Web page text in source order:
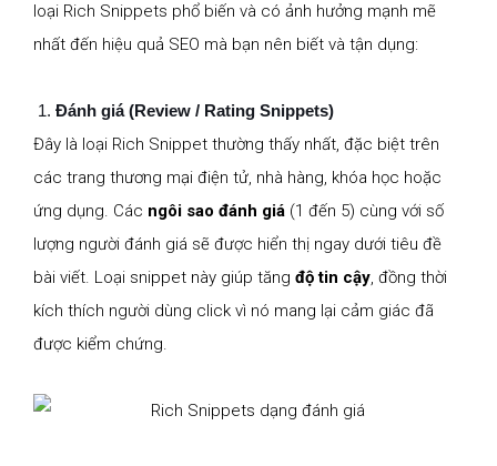
loại Rich Snippets phổ biến và có ảnh hưởng mạnh mẽ
nhất đến hiệu quả SEO mà bạn nên biết và tận dụng:
Đánh giá (Review / Rating Snippets)
Đây là loại Rich Snippet thường thấy nhất, đặc biệt trên
các trang thương mại điện tử, nhà hàng, khóa học hoặc
ứng dụng. Các ngôi sao đánh giá (1 đến 5) cùng với số
lượng người đánh giá sẽ được hiển thị ngay dưới tiêu đề
bài viết. Loại snippet này giúp tăng độ tin cậy, đồng thời
kích thích người dùng click vì nó mang lại cảm giác đã
được kiểm chứng.